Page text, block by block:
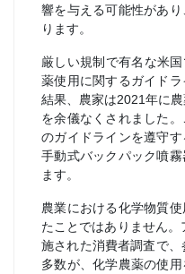
響を与える可能性があ
ります。
厳しい規制で有名な米
薬使用に関するガイド
結果、農家は2021年に
を余儀なくされました
のガイドラインを遵守す
手動式バックパック噴
ます。
農業における化学物質
たことではありません
施された消費者調査で
多数が、化学農薬の使